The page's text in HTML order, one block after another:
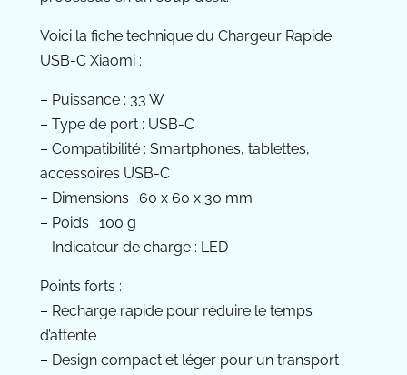
Voici la fiche technique du Chargeur Rapide
USB-C Xiaomi :
– Puissance : 33 W
– Type de port : USB-C
– Compatibilité : Smartphones, tablettes,
accessoires USB-C
– Dimensions : 60 x 60 x 30 mm
– Poids : 100 g
– Indicateur de charge : LED
Points forts :
– Recharge rapide pour réduire le temps
d’attente
– Design compact et léger pour un transport